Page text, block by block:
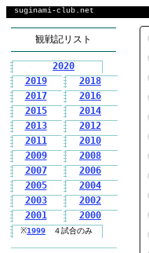
suginami-club.net
観戦記リスト
2020
2019
2018
2017
2016
2015
2014
2013
2012
2011
2010
2009
2008
2007
2006
2005
2004
2003
2002
2001
2000
※1999 ４試合のみ